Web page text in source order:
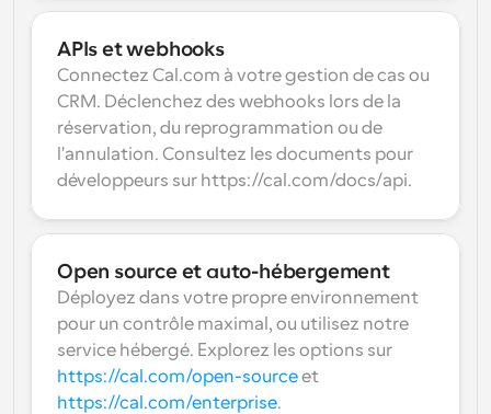
APIs et webhooks
Connectez Cal.com à votre gestion de cas ou
CRM. Déclenchez des webhooks lors de la
réservation, du reprogrammation ou de
l'annulation. Consultez les documents pour
développeurs sur https://cal.com/docs/api.
Open source et auto-hébergement
Déployez dans votre propre environnement
pour un contrôle maximal, ou utilisez notre
https://cal.com/open-source
https://cal.com/enterprise.